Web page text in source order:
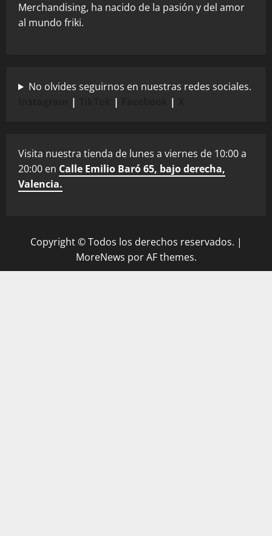
Merchandising, ha nacido de la pasión y del amor
al mundo friki.
No olvides seguirnos en nuestras redes sociales.
| | |
Visita nuestra tienda de lunes a viernes de 10:00 a
20:00 en Calle Emilio Baró 65, bajo derecha,
Valencia.
Copyright © Todos los derechos reservados. |
MoreNews por AF themes.